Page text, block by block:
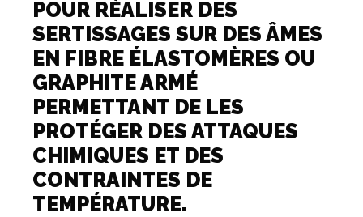
POUR RÉALISER DES
SERTISSAGES SUR DES ÂMES
EN FIBRE ÉLASTOMÈRES OU
GRAPHITE ARMÉ
PERMETTANT DE LES
PROTÉGER DES ATTAQUES
CHIMIQUES ET DES
CONTRAINTES DE
TEMPÉRATURE.